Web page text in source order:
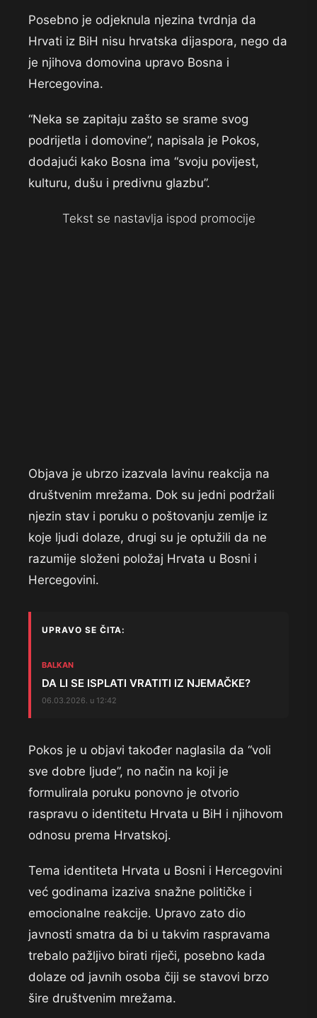
Posebno je odjeknula njezina tvrdnja da
Hrvati iz BiH nisu hrvatska dijaspora, nego da
je njihova domovina upravo Bosna i
Hercegovina.
“Neka se zapitaju zašto se srame svog
podrijetla i domovine”, napisala je Pokos,
dodajući kako Bosna ima “svoju povijest,
kulturu, dušu i predivnu glazbu”.
Tekst se nastavlja ispod promocije
Objava je ubrzo izazvala lavinu reakcija na
društvenim mrežama. Dok su jedni podržali
njezin stav i poruku o poštovanju zemlje iz
koje ljudi dolaze, drugi su je optužili da ne
razumije složeni položaj Hrvata u Bosni i
Hercegovini.
UPRAVO SE ČITA:
BALKAN
DA LI SE ISPLATI VRATITI IZ NJEMAČKE?
06.03.2026. u 12:42
Pokos je u objavi također naglasila da “voli
sve dobre ljude”, no način na koji je
formulirala poruku ponovno je otvorio
raspravu o identitetu Hrvata u BiH i njihovom
odnosu prema Hrvatskoj.
Tema identiteta Hrvata u Bosni i Hercegovini
već godinama izaziva snažne političke i
emocionalne reakcije. Upravo zato dio
javnosti smatra da bi u takvim raspravama
trebalo pažljivo birati riječi, posebno kada
dolaze od javnih osoba čiji se stavovi brzo
šire društvenim mrežama.